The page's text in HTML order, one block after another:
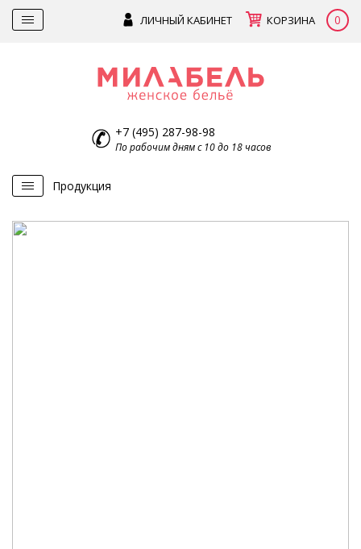
ЛИЧНЫЙ КАБИНЕТ КОРЗИНА 0
+7 (495) 287-98-98
По рабочим дням с 10 до 18 часов
Продукция